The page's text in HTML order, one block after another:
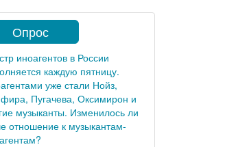
Опрос
иноагентов в России
каждую пятницу.
уже стали Нойз,
Пугачева, Оксимирон и
музыканты. Изменилось ли
отношение к музыкантам-